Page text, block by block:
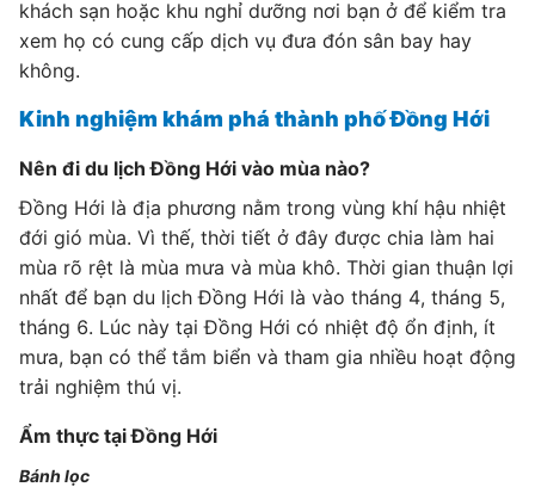
khách sạn hoặc khu nghỉ dưỡng nơi bạn ở để kiểm tra
xem họ có cung cấp dịch vụ đưa đón sân bay hay
không.
Kinh nghiệm khám phá thành phố Đồng Hới
Nên đi du lịch Đồng Hới vào mùa nào?
Đồng Hới là địa phương nằm trong vùng khí hậu nhiệt
đới gió mùa. Vì thế, thời tiết ở đây được chia làm hai
mùa rõ rệt là mùa mưa và mùa khô. Thời gian thuận lợi
nhất để bạn du lịch Đồng Hới là vào tháng 4, tháng 5,
tháng 6. Lúc này tại Đồng Hới có nhiệt độ ổn định, ít
mưa, bạn có thể tắm biển và tham gia nhiều hoạt động
trải nghiệm thú vị.
Ẩm thực tại Đồng Hới
Bánh lọc